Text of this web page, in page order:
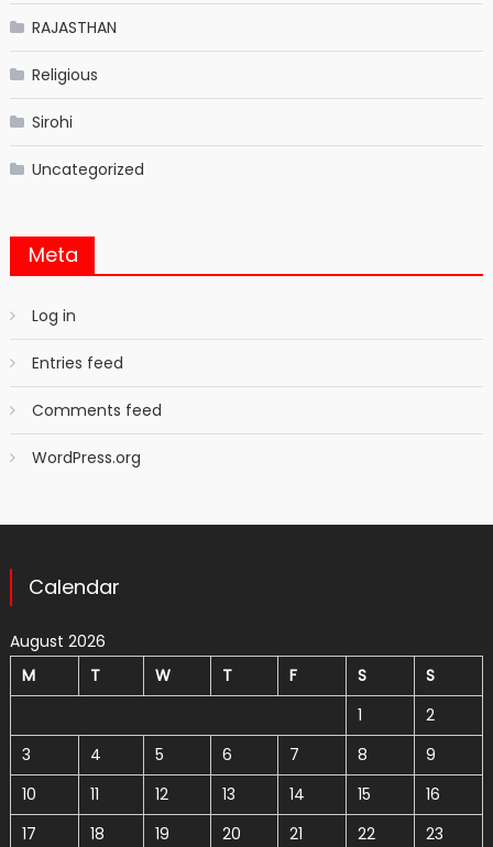
RAJASTHAN
Religious
Sirohi
Uncategorized
Meta
Log in
Entries feed
Comments feed
WordPress.org
Calendar
August 2026
M
T W T F S
S
1
2
3
4 5 6 7 8
9
10
11 12 13 14 15
16
17
18 19 20 21 22
23